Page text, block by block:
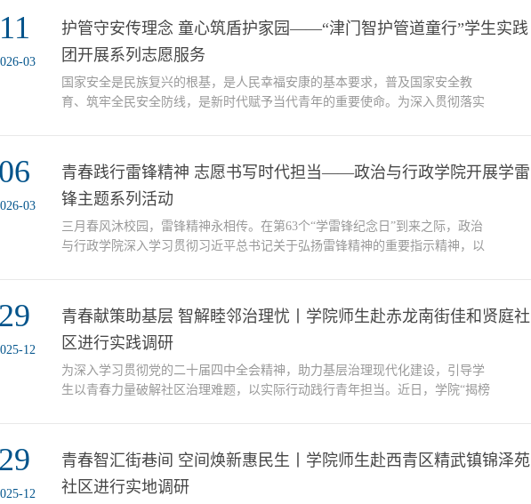
学首先由校统战部副部长、法学院杨金颖副教授就《习近平法治思想学习纲要
（2025年版）》作专题辅导，针对习近平法治思想的“十二个坚...
11
03
护管守安传理念 童心筑盾护家园——“津门智护管道童行”学生实践
团开展系列志愿服务
国家安全是民族复兴的根基，是人民幸福安康的基本要求，普及国家安全教
育、筑牢全民安全防线，是新时代赋予当代青年的重要使命。为深入贯彻落实
行”学生实践团深入河北区东昌里社区及天津站等地，开展了十余场内容丰富、
形式多样的青少年关爱志愿服务活动，累计服务青少年超过800人...
06
03
青春践行雷锋精神 志愿书写时代担当——政治与行政学院开展学雷
锋主题系列活动
三月春风沐校园，雷锋精神永相传。在第63个“学雷锋纪念日”到来之际，政治
与行政学院深入学习贯彻习近平总书记关于弘扬雷锋精神的重要指示精神，以
动，引领青年学生以实际行动践行志愿精神，让雷锋精神在新时代焕发新光
彩。支部悟思，薪火相传各党团支部开展“雷锋精神与...
29
12
青春献策助基层 智解睦邻治理忧丨学院师生赴赤龙南街佳和贤庭社
区进行实践调研
为深入学习贯彻党的二十届四中全会精神，助力基层治理现代化建设，引导学
生以青春力量破解社区治理难题，以实际行动践行青年担当。近日，学院“揭榜
研，以“贤惠益+睦邻共建”项目为核心，聚焦居民需求、破解治理难题，推动理
论创新扎根社区实践。 访谈问需，倾听民生心声同学...
29
12
青春智汇街巷间 空间焕新惠民生丨学院师生赴西青区精武镇锦泽苑
社区进行实地调研